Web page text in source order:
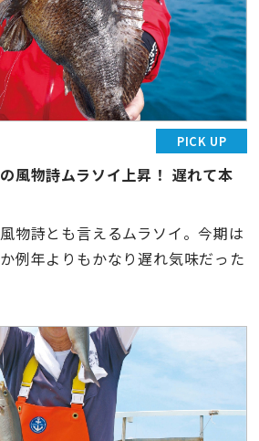
PICK UP
風物詩ムラソイ上昇！ 遅れて本
物詩とも言えるムラソイ。今期は
例年よりもかなり遅れ気味だった